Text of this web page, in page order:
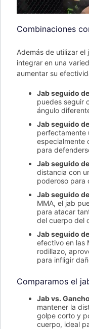
Combinaciones
Además de utilizar
integrar en una
aumentar su
Jab seguido
puedes seguir
ángulo
Jab seguido
perfectamente
especialmente
para
Jab seguido
distancia con
poderoso para
Jab seguido
MMA, el jab
para atacar
del cuerpo del
Jab seguido
efectivo en las
rodillazo,
para infligir
Comparamos el
Jab vs.
mantener la
golpe corto y
cuerpo, ideal